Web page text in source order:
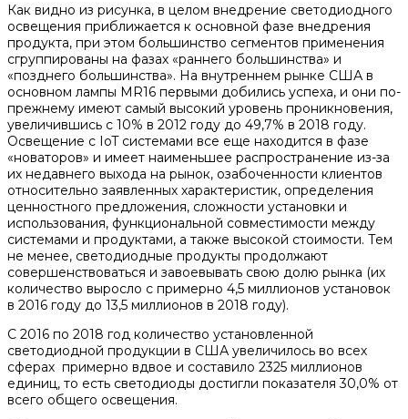
Как видно из рисунка, в целом внедрение светодиодного
освещения приближается к основной фазе внедрения
продукта, при этом большинство сегментов применения
сгруппированы на фазах «раннего большинства» и
«позднего большинства». На внутреннем рынке США в
основном лампы MR16 первыми добились успеха, и они по-
прежнему имеют самый высокий уровень проникновения,
увеличившись с 10% в 2012 году до 49,7% в 2018 году.
Освещение с IoT системами все еще находится в фазе
«новаторов» и имеет наименьшее распространение из-за
их недавнего выхода на рынок, озабоченности клиентов
относительно заявленных характеристик, определения
ценностного предложения, сложности установки и
использования, функциональной совместимости между
системами и продуктами, а также высокой стоимости. Тем
не менее, светодиодные продукты продолжают
совершенствоваться и завоевывать свою долю рынка (их
количество выросло с примерно 4,5 миллионов установок
в 2016 году до 13,5 миллионов в 2018 году).
С 2016 по 2018 год количество установленной
светодиодной продукции в США увеличилось во всех
сферах примерно вдвое и составило 2325 миллионов
единиц, то есть светодиоды достигли показателя 30,0% от
всего общего освещения.